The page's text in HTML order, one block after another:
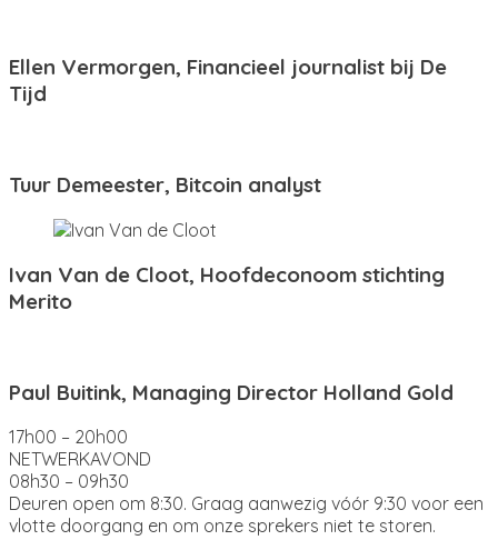
Ellen Vermorgen, Financieel journalist bij De
Tijd
Tuur Demeester, Bitcoin analyst
Ivan Van de Cloot, Hoofdeconoom stichting
Merito
Paul Buitink, Managing Director Holland Gold
17h00 – 20h00
NETWERKAVOND
08h30 – 09h30
Deuren open om 8:30. Graag aanwezig vóór 9:30 voor een
vlotte doorgang en om onze sprekers niet te storen.